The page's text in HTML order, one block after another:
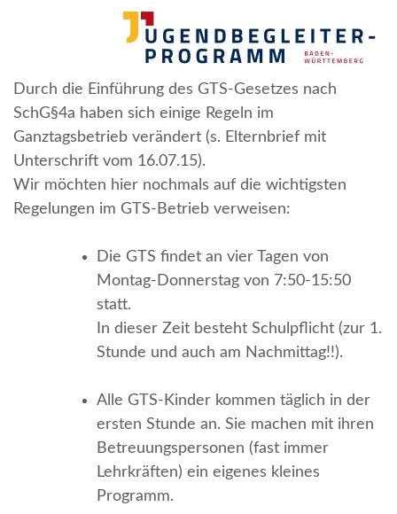
Durch die Einführung des GTS-Gesetzes nach
SchG§4a haben sich einige Regeln im
Ganztagsbetrieb verändert (s. Elternbrief mit
Unterschrift vom 16.07.15).
Wir möchten hier nochmals auf die wichtigsten
Regelungen im GTS-Betrieb verweisen:
Die GTS findet an vier Tagen von
Montag-Donnerstag von 7:50-15:50
statt.
In dieser Zeit besteht Schulpflicht (zur 1.
Stunde und auch am Nachmittag!!).
Alle GTS-Kinder kommen täglich in der
ersten Stunde an. Sie machen mit ihren
Betreuungspersonen (fast immer
Lehrkräften) ein eigenes kleines
Programm.